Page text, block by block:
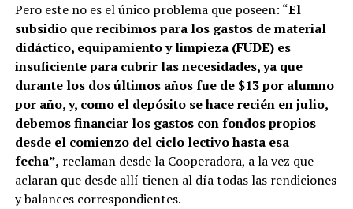
Pero este no es el único problema que poseen: “El
subsidio que recibimos para los gastos de material
didáctico, equipamiento y limpieza (FUDE) es
insuficiente para cubrir las necesidades, ya que
durante los dos últimos años fue de $13 por alumno
por año, y, como el depósito se hace recién en julio,
debemos financiar los gastos con fondos propios
desde el comienzo del ciclo lectivo hasta esa
fecha”, reclaman desde la Cooperadora, a la vez que
aclaran que desde allí tienen al día todas las rendiciones
y balances correspondientes.